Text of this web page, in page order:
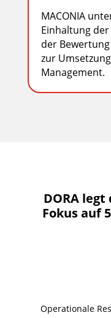
MACONIA
Einhaltung
der
zur
Management.
DORA
Fokus auf
Operationale